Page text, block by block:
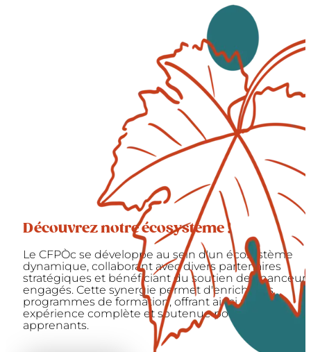
Découvrez notre écosystème !
Le CFPÒc se développe au sein d'un écosystème
dynamique, collaborant avec divers partenaires
stratégiques et bénéficiant du soutien de financeurs
engagés. Cette synergie permet d'enrichir les
programmes de formation, offrant ainsi une
expérience complète et soutenue pour les
apprenants.